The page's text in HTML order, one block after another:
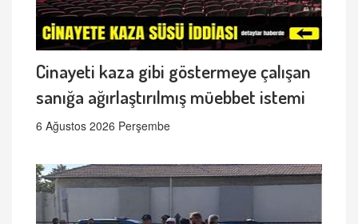
Cinayeti kaza gibi göstermeye çalışan
sanığa ağırlaştırılmış müebbet istemi
6 Ağustos 2026 Perşembe